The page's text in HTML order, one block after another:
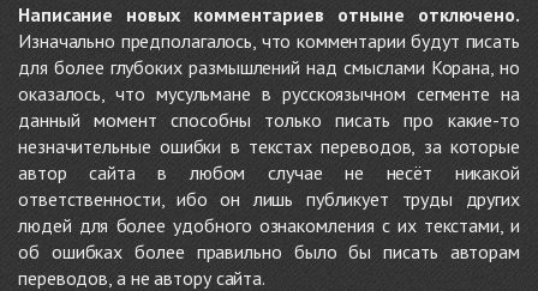
Написание новых комментариев отныне отключено.
Изначально предполагалось, что комментарии будут писать
для более глубоких размышлений над смыслами Корана, но
оказалось, что мусульмане в русскоязычном сегменте на
данный момент способны только писать про какие-то
незначительные ошибки в текстах переводов, за которые
автор сайта в любом случае не несёт никакой
ответственности, ибо он лишь публикует труды других
людей для более удобного ознакомления с их текстами, и
об ошибках более правильно было бы писать авторам
переводов, а не автору сайта.